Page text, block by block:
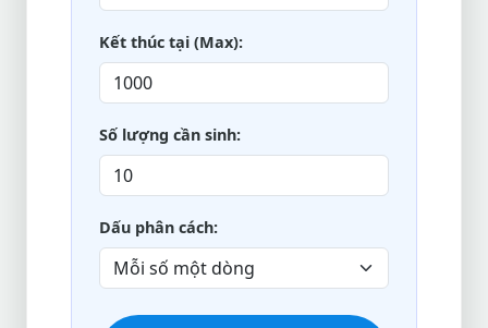
Kết thúc tại (Max):
Số lượng cần sinh:
Dấu phân cách: